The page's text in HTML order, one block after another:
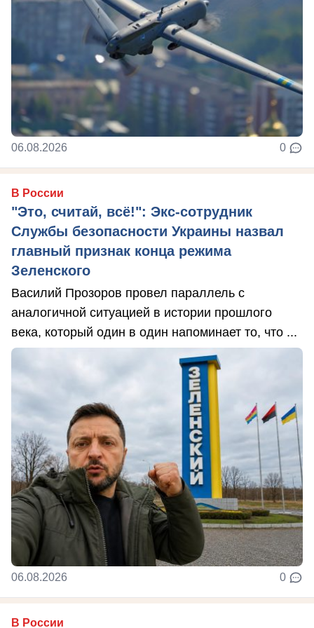
06.08.2026 0
В России
"Это, считай, всё!": Экс-сотрудник
Службы безопасности Украины назвал
главный признак конца режима
Зеленского
Василий Прозоров провел параллель с
аналогичной ситуацией в истории прошлого
века, который один в один напоминает то, что ...
06.08.2026 0
В России